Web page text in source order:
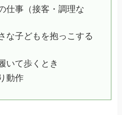
仕事（接客・調理な
な子どもを抱っこする
いて歩くとき
動作